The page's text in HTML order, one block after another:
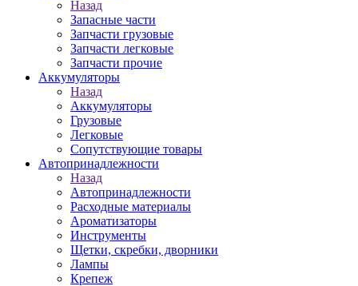
Назад
Запасные части
Запчасти грузовые
Запчасти легковые
Запчасти прочие
Аккумуляторы
Назад
Аккумуляторы
Грузовые
Легковые
Сопутствующие товары
Автопринадлежности
Назад
Автопринадлежности
Расходные материалы
Ароматизаторы
Инструменты
Щетки, скребки, дворники
Лампы
Крепеж